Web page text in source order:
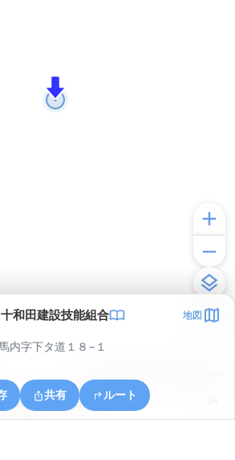
和田建設技能組合 地図
内字下タ道１８−１
共有 ルート
和田瀬田石字小山根